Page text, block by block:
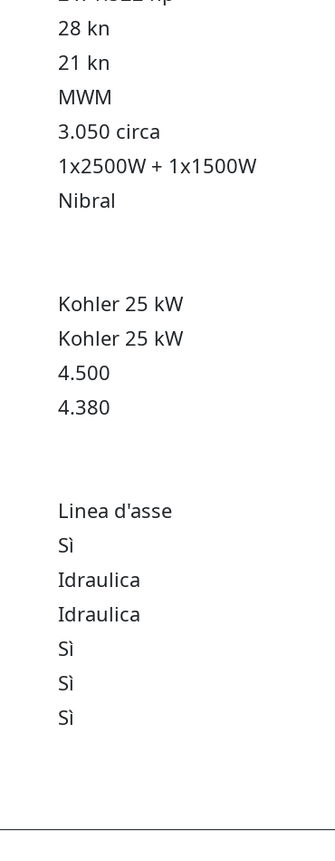
28 kn
21 kn
MWM
3.050 circa
1x2500W + 1x1500W
Nibral
Kohler 25 kW
Kohler 25 kW
4.500
4.380
Linea d'asse
Sì
Idraulica
Idraulica
Sì
Sì
Sì